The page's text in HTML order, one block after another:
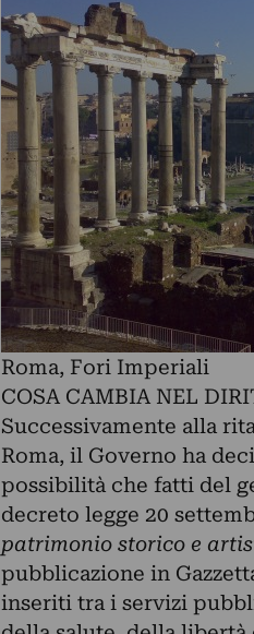
Roma, Fori Imperiali
COSA CAMBIA NEL
Successivamente alla
Roma, il Governo ha
possibilità che fatti del
decreto legge 20
patrimonio storico e
pubblicazione in
inseriti tra i servizi